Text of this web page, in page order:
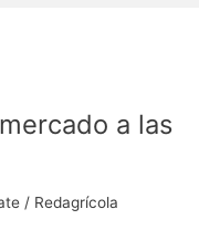
a las
/ Redagrícola